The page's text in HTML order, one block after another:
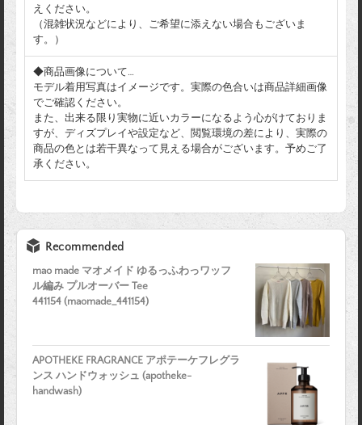
えください。
（混雑状況などにより、ご希望に添えない場合もございま
す。）
◆商品画像について…
モデル着用写真はイメージです。実際の色合いは商品詳細画像
でご確認ください。
また、出来る限り実物に近いカラーになるよう心がけておりま
すが、ディズプレイや設定など、閲覧環境の差により、実際の
商品の色とは若干異なって見える場合がございます。予めご了
承ください。
Recommended
mao made マオメイド ゆるっふわっワッフ
ル編み プルオーバー Tee
441154 (maomade_441154)
APOTHEKE FRAGRANCE アポテーケフレグラ
ンス ハンドウォッシュ (apotheke-
handwash)